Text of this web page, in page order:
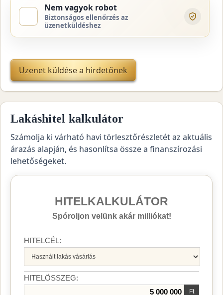
Nem vagyok robot
Biztonságos ellenőrzés az
üzenetküldéshez
Üzenet küldése a hirdetőnek
Lakáshitel kalkulátor
Számolja ki várható havi törlesztőrészletét az aktuális
árazás alapján, és hasonlítsa össze a finanszírozási
lehetőségeket.